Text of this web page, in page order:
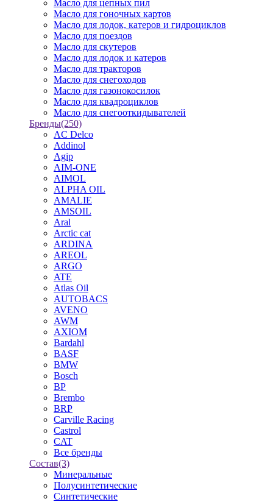
Масло для цепных пил
Масло для гоночных картов
Масло для лодок, катеров и гидроциклов
Масло для поездов
Масло для скутеров
Масло для лодок и катеров
Масло для тракторов
Масло для снегоходов
Масло для газонокосилок
Масло для квадроциклов
Масло для снегооткидывателей
Бренды(250)
AC Delco
Addinol
Agip
AIM-ONE
AIMOL
ALPHA OIL
AMALIE
AMSOIL
Aral
Arctic cat
ARDINA
AREOL
ARGO
ATE
Atlas Oil
AUTOBACS
AVENO
AWM
AXIOM
Bardahl
BASF
BMW
Bosch
BP
Brembo
BRP
Carville Racing
Castrol
CAT
Все бренды
Состав(3)
Минеральные
Полусинтетические
Синтетические